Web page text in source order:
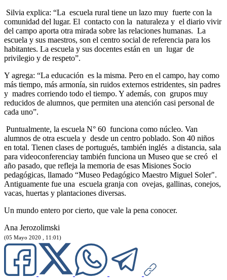
Silvia explica: “La escuela rural tiene un lazo muy fuerte con la
comunidad del lugar. El contacto con la naturaleza y el diario vivir
del campo aporta otra mirada sobre las relaciones humanas. La
escuela y sus maestros, son el centro social de referencia para los
habitantes. La escuela y sus docentes están en un lugar de
privilegio y de respeto”.
Y agrega: “La educación es la misma. Pero en el campo, hay como
más tiempo, más armonía, sin ruidos externos estridentes, sin padres
y madres corriendo todo el tiempo. Y además, con grupos muy
reducidos de alumnos, que permiten una atención casi personal de
cada uno”.
Puntualmente, la escuela N° 60 funciona como núcleo. Van
alumnos de otra escuela y desde un centro poblado. Son 40 niños
en total. Tienen clases de portugués, también inglés a distancia, sala
para videoconferenciay también funciona un Museo que se creó el
año pasado, que refleja la memoria de esas Misiones Socio
pedagógicas, llamado “Museo Pedagógico Maestro Miguel Soler".
Antiguamente fue una escuela granja con ovejas, gallinas, conejos,
vacas, huertas y plantaciones diversas.
Un mundo entero por cierto, que vale la pena conocer.
Ana Jerozolimski
(05 Mayo 2020 , 11:01)